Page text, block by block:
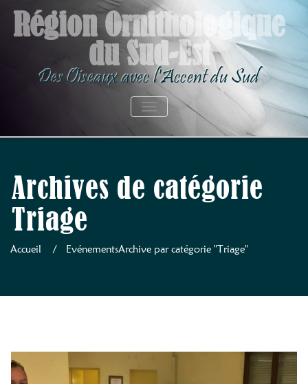
SkipRégion Ornithologique
du Sud-Est
Des Oiseaux avec l'Accent du Sud
AFFICHER/MASQUER LA NAVIGATION
Archives de catégorie
Triage
Accueil / EvénementsArchive par catégorie "Triage"